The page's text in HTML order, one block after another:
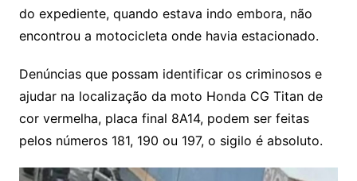
do expediente, quando estava indo embora, não
encontrou a motocicleta onde havia estacionado.
Denúncias que possam identificar os criminosos e
ajudar na localização da moto Honda CG Titan de
cor vermelha, placa final 8A14, podem ser feitas
pelos números 181, 190 ou 197, o sigilo é absoluto.